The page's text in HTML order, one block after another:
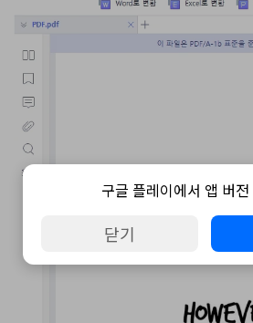
구글 플레이에서 앱 버
닫기